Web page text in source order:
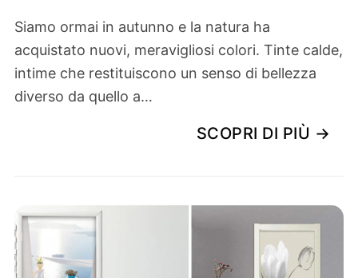
Siamo ormai in autunno e la natura ha
acquistato nuovi, meravigliosi colori. Tinte calde,
intime che restituiscono un senso di bellezza
diverso da quello a…
SCOPRI DI PIÙ →